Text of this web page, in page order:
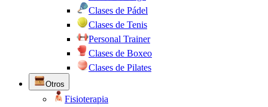
Clases de Pádel
Clases de Tenis
Personal Trainer
Clases de Boxeo
Clases de Pilates
Otros
Fisioterapia